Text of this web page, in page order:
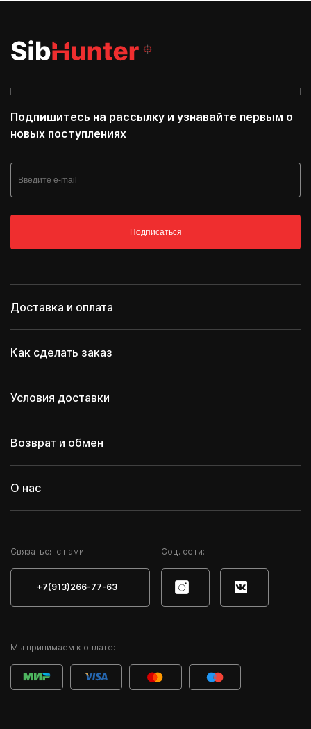
Подпишитесь на рассылку и узнавайте первым о
новых поступлениях
Подписаться
Доставка и оплата
Как сделать заказ
Условия доставки
Возврат и обмен
О нас
Мы принимаем к оплате:
Cвязаться с нами:
+7(913)266-77-63
Соц. сети: